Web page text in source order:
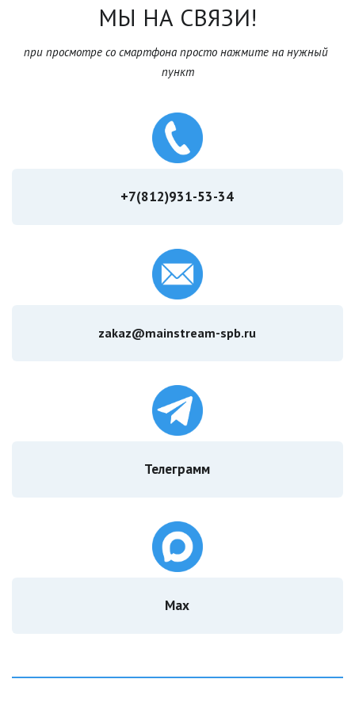
МЫ НА СВЯЗИ!
при просмотре со смартфона просто нажмите на нужный
пункт
+7(812)931-53-34
zakaz@mainstream-spb.ru
Телеграмм
Мах